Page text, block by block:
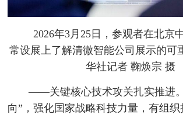
2026年3月25日，参观者在北京
常设展上了解清微智能公司展示的可
华社记者 鞠焕宗 摄
——关键核心技术攻关扎实推进
向”，强化国家战略科技力量，有组织